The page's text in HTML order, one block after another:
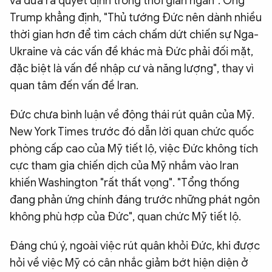
Trump khẳng định, "Thủ tướng Đức nên dành nhiều
thời gian hơn để tìm cách chấm dứt chiến sự Nga-
Ukraine và các vấn đề khác mà Đức phải đối mặt,
đặc biệt là vấn đề nhập cư và năng lượng", thay vì
quan tâm đến vấn đề Iran.
Đức chưa bình luận về động thái rút quân của Mỹ.
New York Times trước đó dẫn lời quan chức quốc
phòng cấp cao của Mỹ tiết lộ, việc Đức không tích
cực tham gia chiến dịch của Mỹ nhắm vào Iran
khiến Washington "rất thất vọng". "Tổng thống
đang phản ứng chính đáng trước những phát ngôn
không phù hợp của Đức", quan chức Mỹ tiết lộ.
Đáng chú ý, ngoài việc rút quân khỏi Đức, khi được
hỏi về việc Mỹ có cân nhắc giảm bớt hiện diện ở